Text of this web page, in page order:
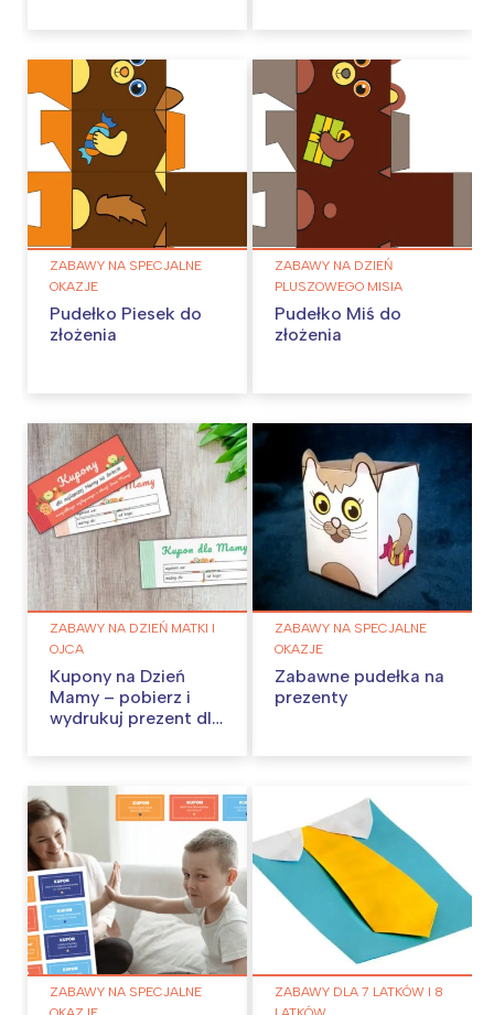
ZABAWY NA SPECJALNE
OKAZJE
Pudełko Piesek do
złożenia
ZABAWY NA DZIEŃ
PLUSZOWEGO MISIA
Pudełko Miś do
złożenia
ZABAWY NA DZIEŃ MATKI I
OJCA
Kupony na Dzień
Mamy – pobierz i
wydrukuj prezent dla
ZABAWY NA SPECJALNE
OKAZJE
Zabawne pudełka na
prezenty
ZABAWY NA SPECJALNE
ZABAWY DLA 7 LATKÓW I 8